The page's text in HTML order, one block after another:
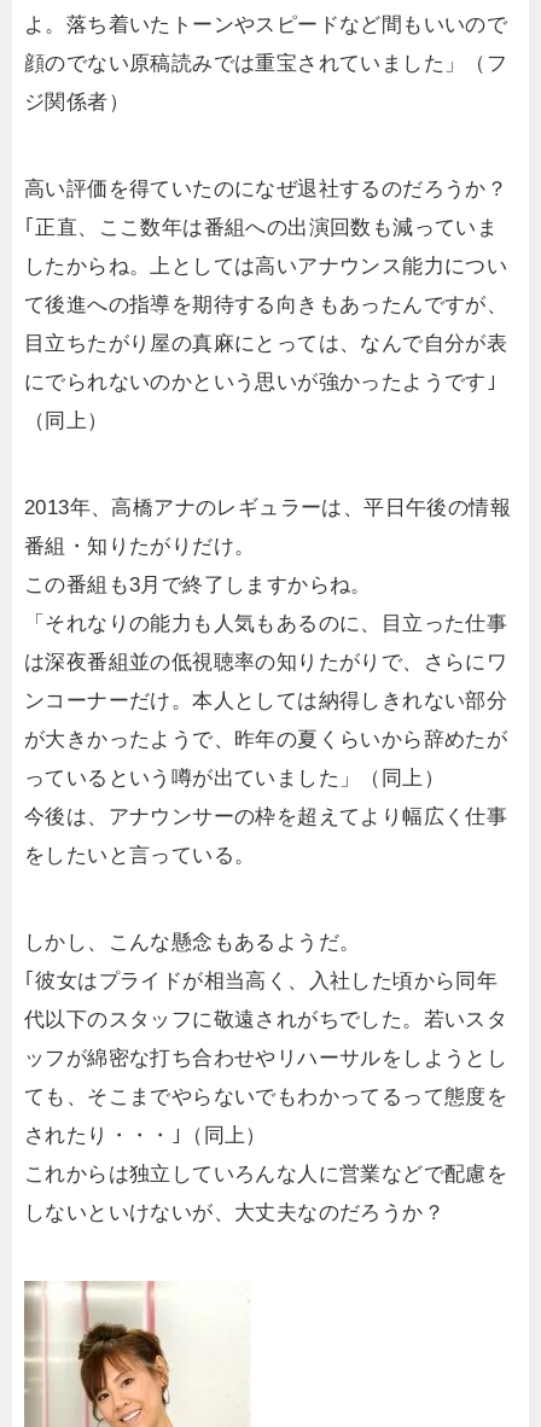
よ。落ち着いたトーンやスピードなど間もいいので
顔のでない原稿読みでは重宝されていました」（フ
ジ関係者）
高い評価を得ていたのになぜ退社するのだろうか？
｢正直、ここ数年は番組への出演回数も減っていま
したからね。上としては高いアナウンス能力につい
て後進への指導を期待する向きもあったんですが、
目立ちたがり屋の真麻にとっては、なんで自分が表
にでられないのかという思いが強かったようです｣
（同上）
2013年、高橋アナのレギュラーは、平日午後の情報
番組・知りたがりだけ。
この番組も3月で終了しますからね。
「それなりの能力も人気もあるのに、目立った仕事
は深夜番組並の低視聴率の知りたがりで、さらにワ
ンコーナーだけ。本人としては納得しきれない部分
が大きかったようで、昨年の夏くらいから辞めたが
っているという噂が出ていました」（同上）
今後は、アナウンサーの枠を超えてより幅広く仕事
をしたいと言っている。
しかし、こんな懸念もあるようだ。
｢彼女はプライドが相当高く、入社した頃から同年
代以下のスタッフに敬遠されがちでした。若いスタ
ッフが綿密な打ち合わせやリハーサルをしようとし
ても、そこまでやらないでもわかってるって態度を
されたり・・・｣（同上）
これからは独立していろんな人に営業などで配慮を
しないといけないが、大丈夫なのだろうか？